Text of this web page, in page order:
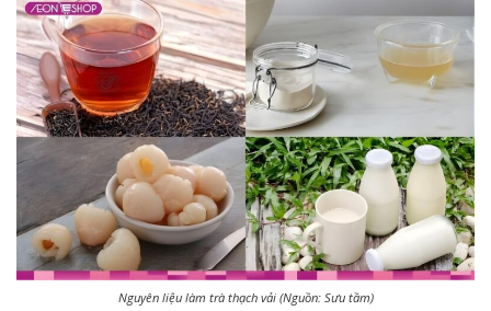
Nguyên liệu làm trà thạch vải (Nguồn: Sưu tầm)